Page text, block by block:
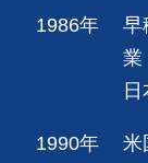
1986年
早
業
1990年
米